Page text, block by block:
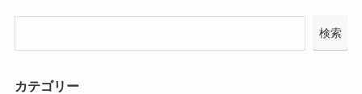
検索
カテゴリー